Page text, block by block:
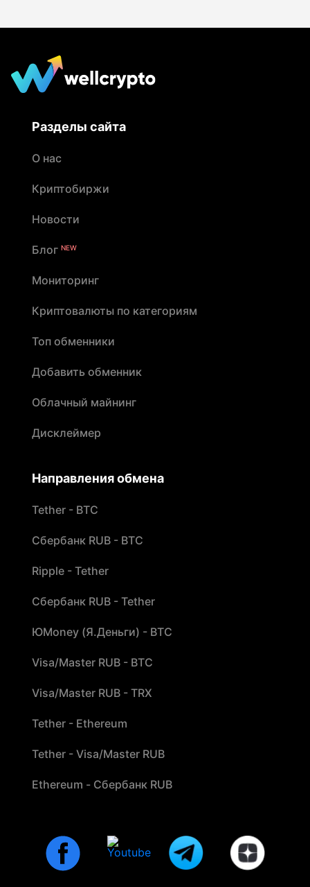
Разделы сайта
О нас
Криптобиржи
Новости
Блог NEW
Мониторинг
Криптовалюты по категориям
Топ обменники
Добавить обменник
Облачный майнинг
Дисклеймер
Направления обмена
Tether - BTC
Сбербанк RUB - BTC
Ripple - Tether
Сбербанк RUB - Tether
ЮMoney (Я.Деньги) - BTC
Visa/Master RUB - BTC
Visa/Master RUB - TRX
Tether - Ethereum
Tether - Visa/Master RUB
Ethereum - Сбербанк RUB